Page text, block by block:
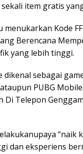
item gratis
Kode
Berencana
yang lebih tinggi.
sebagai
PUBG
Di Telepon
“naik
dan eksperiens